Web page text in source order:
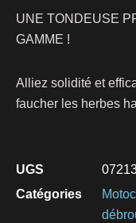
UNE TONDEUSE
GAMME !
Alliez solidité et
faucher les herbes
UGS
Catégories